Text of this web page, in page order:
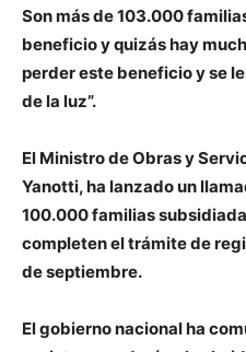
Son más de 103.000
beneficio y quizás hay
perder este beneficio y se
de la luz”.
El Ministro de Obras y
Yanotti, ha lanzado un
100.000 familias
completen el trámite de
de septiembre.
El gobierno nacional ha